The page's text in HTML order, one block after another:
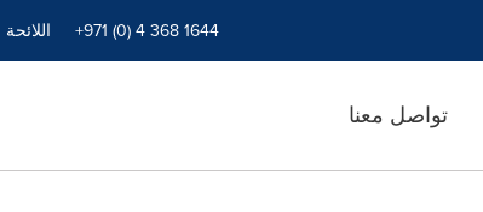
+971 (0) 4 368 1644
تواصل معنا